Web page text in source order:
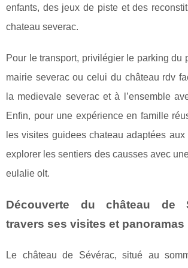
enfants, des jeux de piste et des
chateau severac.
Pour le transport, privilégier le parking du
mairie severac ou celui du château rdv
la medievale severac et à l’ensemble
Enfin, pour une expérience en famille
les visites guidees chateau adaptées
explorer les sentiers des causses avec
eulalie olt.
Découverte du château de
travers ses visites et panoramas
Le château de Sévérac, situé au